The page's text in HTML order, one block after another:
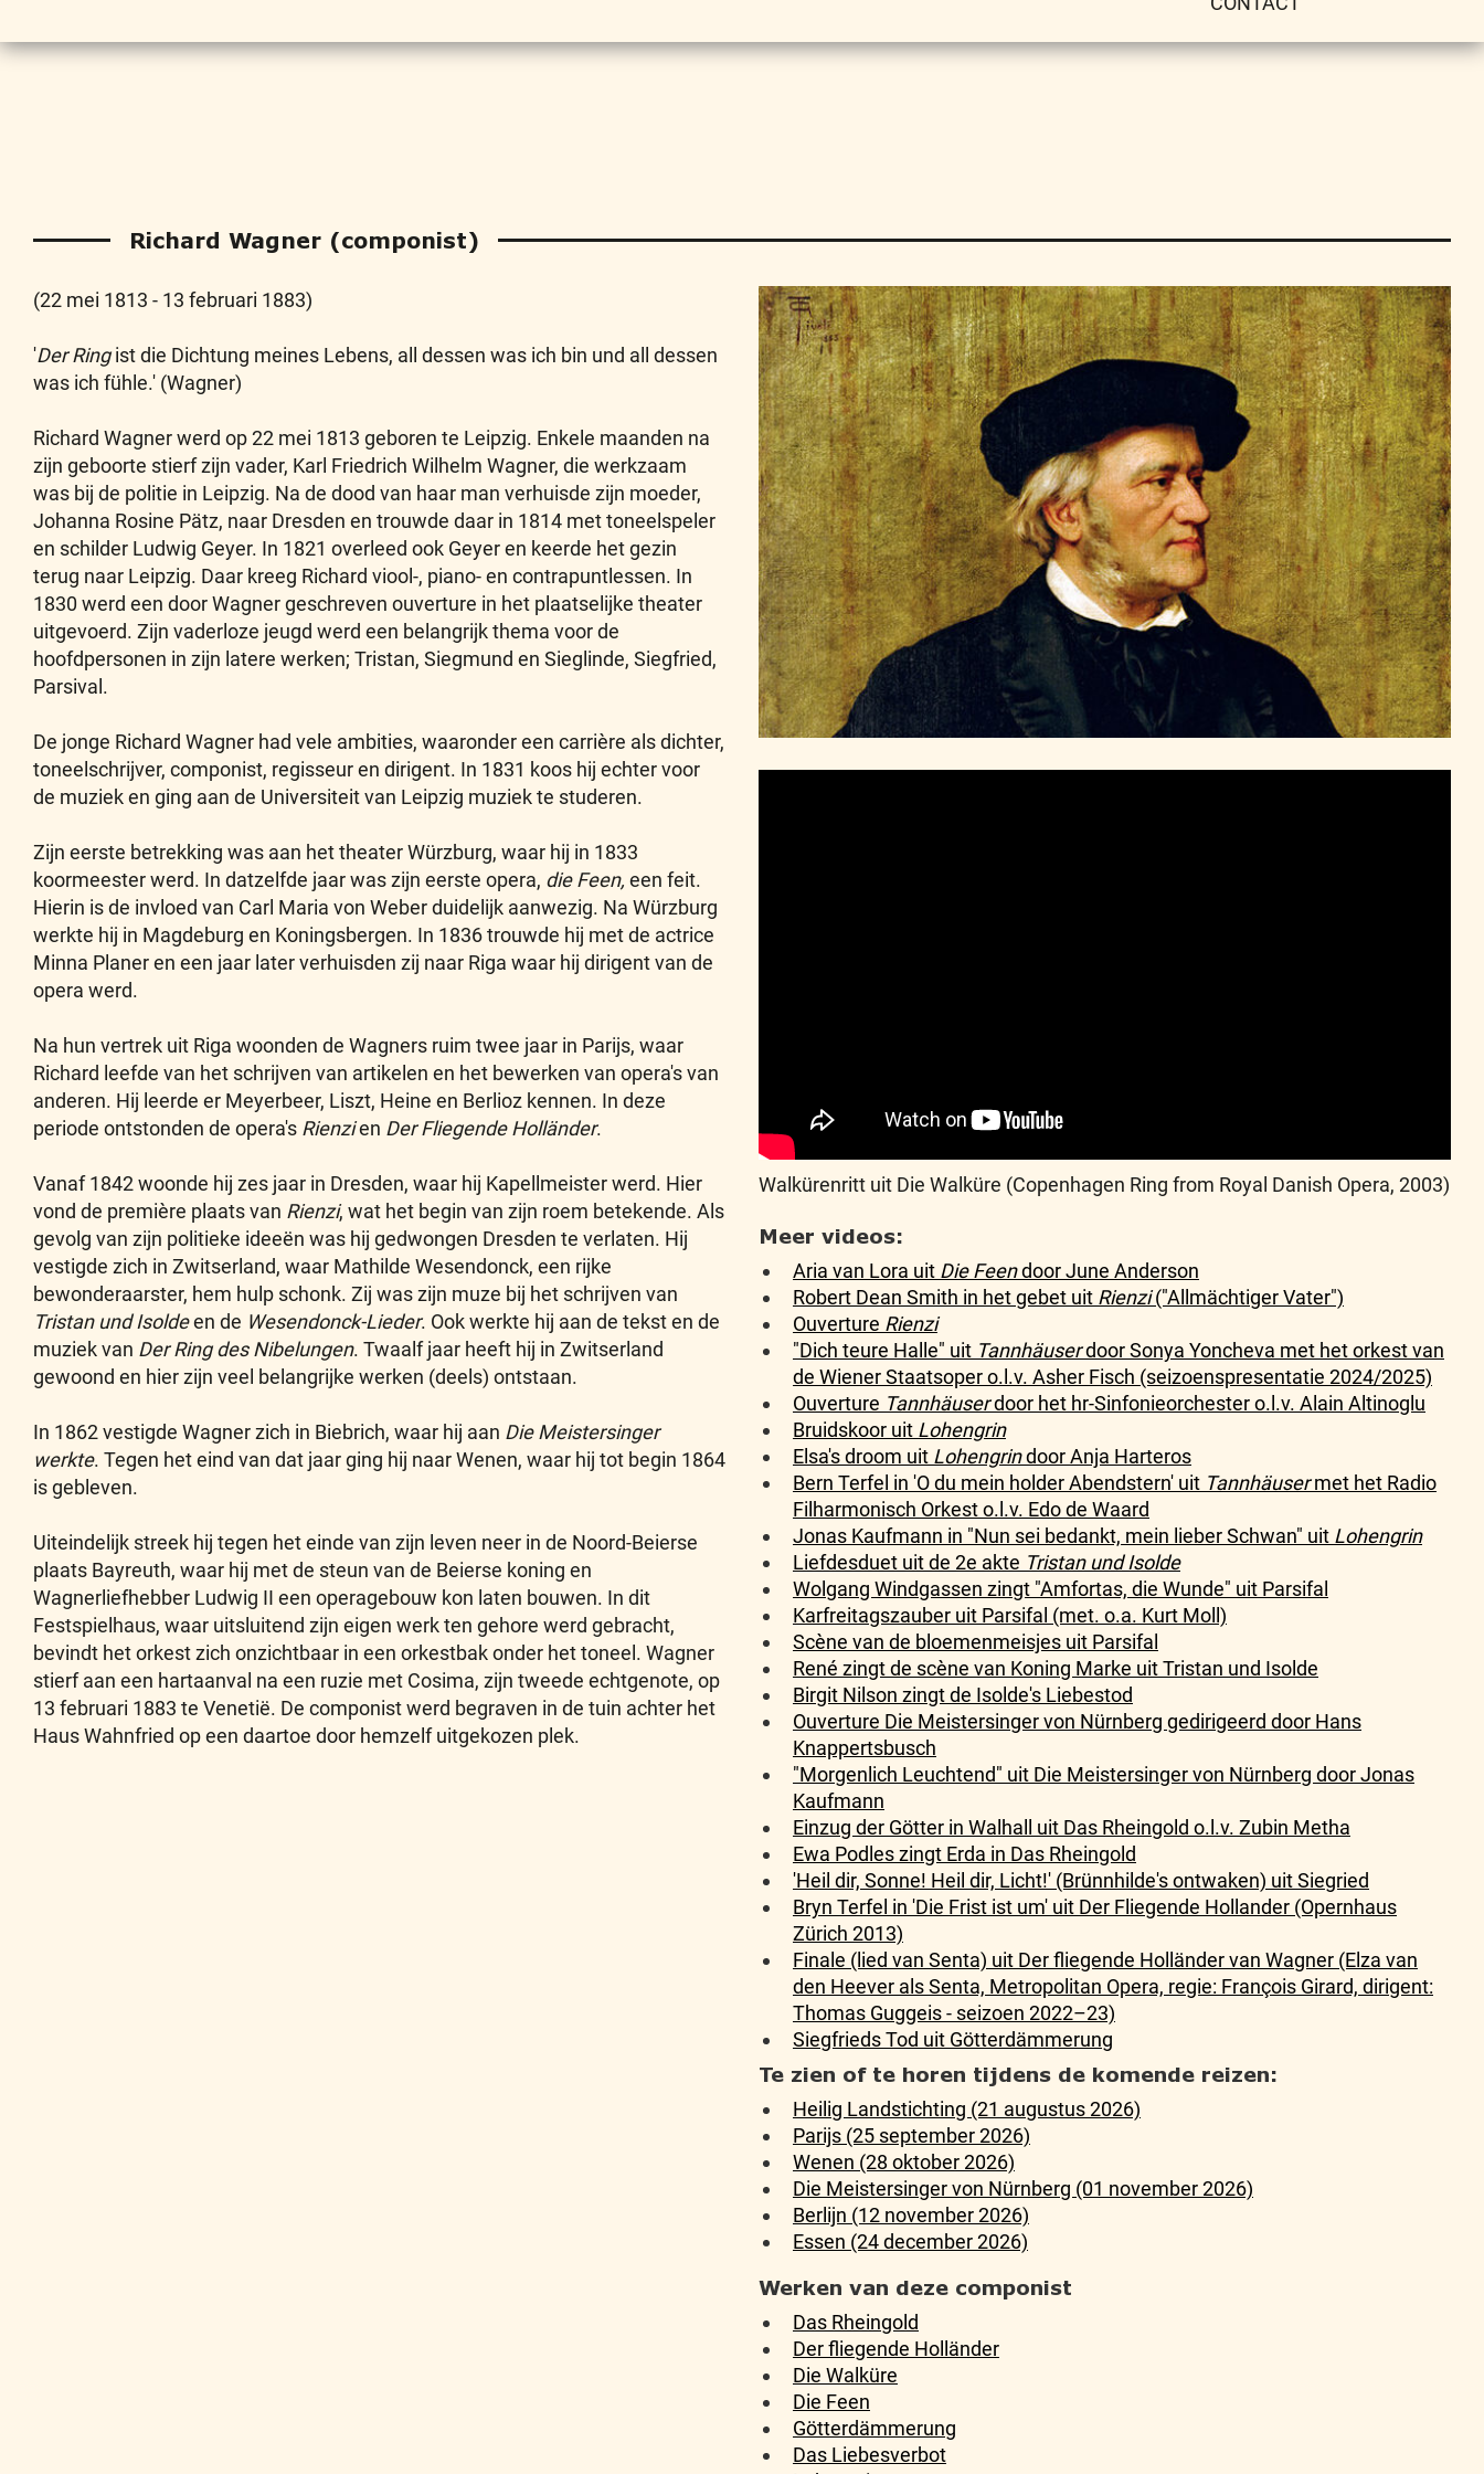
Richard Wagner (componist)
(22 mei 1813 - 13 februari 1883)
'Der Ringist die Dichtung meines Lebens, all dessen was ich bin und all dessen
was ich fühle.' (Wagner)
Richard Wagner werd op 22 mei 1813 geboren te Leipzig. Enkele maanden na
zijn geboorte stierf zijn vader, Karl Friedrich Wilhelm Wagner, die werkzaam
was bij de politie in Leipzig. Na de dood van haar man verhuisde zijn moeder,
Johanna Rosine Pätz, naar Dresden en trouwde daar in 1814 met toneelspeler
en schilder Ludwig Geyer. In 1821 overleed ook Geyer en keerde het gezin
terug naar Leipzig. Daar kreeg Richard viool-, piano- en contrapuntlessen. In
1830 werd een door Wagner geschreven ouverture in het plaatselijke theater
uitgevoerd. Zijn vaderloze jeugd werd een belangrijk thema voor de
hoofdpersonen in zijn latere werken; Tristan, Siegmund en Sieglinde, Siegfried,
Parsival.
De jonge Richard Wagner had vele ambities, waaronder een carrière als dichter,
toneelschrijver, componist, regisseur en dirigent. In 1831 koos hij echter voor
de muziek en ging aan de Universiteit van Leipzig muziek te studeren.
Zijn eerste betrekking was aan het theater Würzburg, waar hij in 1833
koormeester werd. In datzelfde jaar was zijn eerste opera, die Feen, een feit.
Hierin is de invloed van Carl Maria von Weber duidelijk aanwezig. Na Würzburg
werkte hij in Magdeburg en Koningsbergen. In 1836 trouwde hij met de actrice
Minna Planer en een jaar later verhuisden zij naar Riga waar hij dirigent van de
opera werd.
Na hun vertrek uit Riga woonden de Wagners ruim twee jaar in Parijs, waar
Richard leefde van het schrijven van artikelen en het bewerken van opera's van
anderen. Hij leerde er Meyerbeer, Liszt, Heine en Berlioz kennen. In deze
periode ontstonden de opera's Rienzien Der Fliegende Holländer.
Vanaf 1842 woonde hij zes jaar in Dresden, waar hij Kapellmeister werd. Hier
vond de première plaats van Rienzi, wat het begin van zijn roem betekende. Als
gevolg van zijn politieke ideeën was hij gedwongen Dresden te verlaten. Hij
vestigde zich in Zwitserland, waar Mathilde Wesendonck, een rijke
bewonderaarster, hem hulp schonk. Zij was zijn muze bij het schrijven van
Tristan und Isoldeen de Wesendonck-Lieder. Ook werkte hij aan de tekst en de
muziek van Der Ring des Nibelungen. Twaalf jaar heeft hij in Zwitserland
gewoond en hier zijn veel belangrijke werken (deels) ontstaan.
In 1862 vestigde Wagner zich in Biebrich, waar hij aan Die Meistersinger
werkte. Tegen het eind van dat jaar ging hij naar Wenen, waar hij tot begin 1864
is gebleven.
Uiteindelijk streek hij tegen het einde van zijn leven neer in de Noord-Beierse
plaats Bayreuth, waar hij met de steun van de Beierse koning en
Wagnerliefhebber Ludwig II een operagebouw kon laten bouwen. In dit
Festspielhaus, waar uitsluitend zijn eigen werk ten gehore werd gebracht,
bevindt het orkest zich onzichtbaar in een orkestbak onder het toneel. Wagner
stierf aan een hartaanval na een ruzie met Cosima, zijn tweede echtgenote, op
13 februari 1883 te Venetië. De componist werd begraven in de tuin achter het
Haus Wahnfried op een daartoe door hemzelf uitgekozen plek.
Walkürenritt uit Die Walküre (Copenhagen Ring from Royal Danish Opera, 2003)
Meer videos:
Aria van Lora uit Die Feendoor June Anderson
Robert Dean Smith in het gebet uit Rienzi("Allmächtiger Vater")
Ouverture Rienzi
"Dich teure Halle" uit Tannhäuserdoor Sonya Yoncheva met het orkest van
de Wiener Staatsoper o.l.v. Asher Fisch (seizoenspresentatie 2024/2025)
Ouverture Tannhäuserdoor het hr-Sinfonieorchester o.l.v. Alain Altinoglu
Bruidskoor uit Lohengrin
Elsa's droom uit Lohengrindoor Anja Harteros
Bern Terfel in 'O du mein holder Abendstern' uit Tannhäusermet het Radio
Filharmonisch Orkest o.l.v. Edo de Waard
Jonas Kaufmann in "Nun sei bedankt, mein lieber Schwan" uit Lohengrin
Liefdesduet uit de 2e akte Tristan und Isolde
Wolgang Windgassen zingt "Amfortas, die Wunde" uit Parsifal
Karfreitagszauber uit Parsifal (met. o.a. Kurt Moll)
Scène van de bloemenmeisjes uit Parsifal
René zingt de scène van Koning Marke uit Tristan und Isolde
Birgit Nilson zingt de Isolde's Liebestod
Ouverture Die Meistersinger von Nürnberg gedirigeerd door Hans
Knappertsbusch
"Morgenlich Leuchtend" uit Die Meistersinger von Nürnberg door Jonas
Kaufmann
Einzug der Götter in Walhall uit Das Rheingold o.l.v. Zubin Metha
Ewa Podles zingt Erda in Das Rheingold
'Heil dir, Sonne! Heil dir, Licht!' (Brünnhilde's ontwaken) uit Siegried
Bryn Terfel in 'Die Frist ist um' uit Der Fliegende Hollander (Opernhaus
Zürich 2013)
Finale (lied van Senta) uit Der fliegende Holländer van Wagner (Elza van
den Heever als Senta, Metropolitan Opera, regie: François Girard, dirigent:
Thomas Guggeis - seizoen 2022–23)
Siegfrieds Tod uit Götterdämmerung
Te zien of te horen tijdens de komende reizen:
Heilig Landstichting (21 augustus 2026)
Parijs (25 september 2026)
Wenen (28 oktober 2026)
Die Meistersinger von Nürnberg (01 november 2026)
Berlijn (12 november 2026)
Essen (24 december 2026)
Werken van deze componist
Das Rheingold
Der fliegende Holländer
Die Walküre
Die Feen
Götterdämmerung
Das Liebesverbot